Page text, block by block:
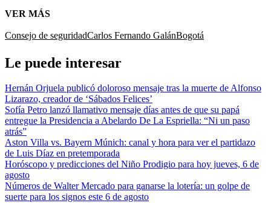
VER MÁS
Consejo de seguridadCarlos Fernando GalánBogotá
Le puede interesar
Hernán Orjuela publicó doloroso mensaje tras la muerte de Alfonso
Lizarazo, creador de ‘Sábados Felices’
Sofía Petro lanzó llamativo mensaje días antes de que su papá
entregue la Presidencia a Abelardo De La Espriella: “Ni un paso
atrás”
Aston Villa vs. Bayern Múnich: canal y hora para ver el partidazo
de Luis Díaz en pretemporada
Horóscopo y predicciones del Niño Prodigio para hoy jueves, 6 de
agosto
Números de Walter Mercado para ganarse la lotería: un golpe de
suerte para los signos este 6 de agosto